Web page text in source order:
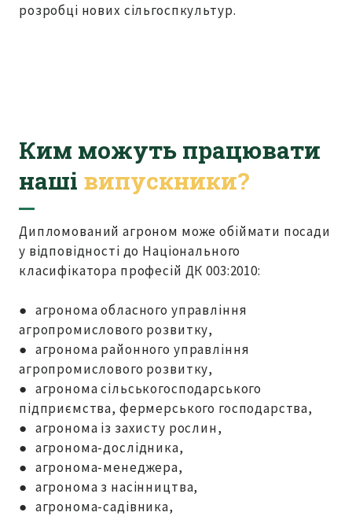
розробці нових сільгоспкультур.
Ким можуть працювати
наші випускники?
Дипломований агроном може обіймати посади
у відповідності до Національного
класифікатора професій ДК 003:2010:
● агронома обласного управління
агропромислового розвитку,
● агронома районного управління
агропромислового розвитку,
● агронома сільськогосподарського
підприємства, фермерського господарства,
● агронома із захисту рослин,
● агронома-дослідника,
● агронома-менеджера,
● агронома з насінництва,
● агронома-садівника,